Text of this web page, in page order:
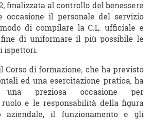
finalizzata al controllo del benessere
occasione il personale del servizio
di compilare la C.L. ufficiale e
di uniformare il più possibile le
ispettori.
Corso di formazione, che ha previsto
ed una esercitazione pratica, ha
una preziosa occasione per
e le responsabilità della figura
aziendale, il funzionamento e gli